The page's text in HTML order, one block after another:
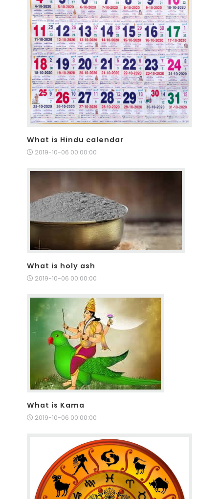
What is Hindu calendar
2019-10-06 00:00:00
What is holy ash
2019-10-06 00:00:00
What is Kama
2019-10-06 00:00:00